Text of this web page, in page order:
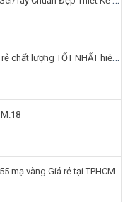
lượng TỐT NHẤT hiện nay
mạ vàng Giá rẻ tại TPHCM